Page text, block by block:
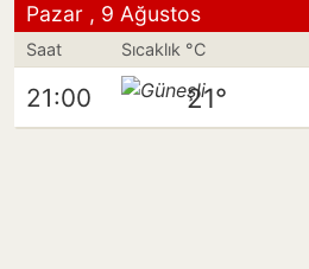
Pazar , 9 Ağustos
Saat Sıcaklık °C
21:00 21°